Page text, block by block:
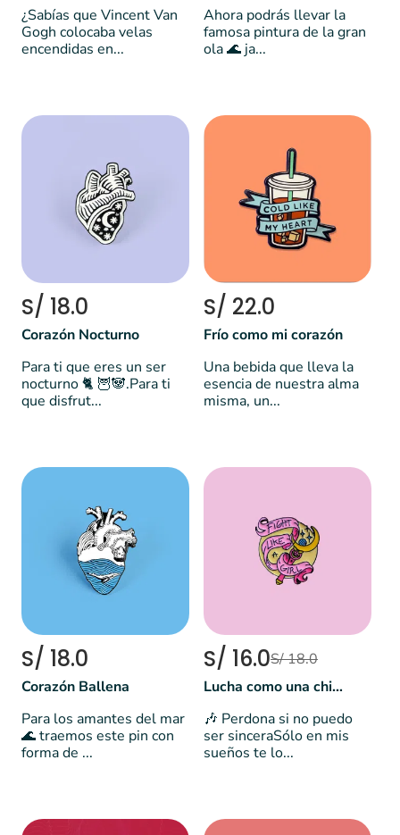
¿Sabías que Vincent Van
Gogh colocaba velas
encendidas en...
Ahora podrás llevar la
famosa pintura de la gran
ola 🌊 ja...
S/ 18.0
Corazón Nocturno
Para ti que eres un ser
nocturno 🐈 🦉🐼.Para ti
que disfrut...
S/ 22.0
Frío como mi corazón
Una bebida que lleva la
esencia de nuestra alma
misma, un...
S/ 18.0
Corazón Ballena
Para los amantes del mar
🌊 traemos este pin con
forma de ...
S/ 16.0S/ 18.0
Lucha como una chica - Sailor Moon 🌙
🎶 Perdona si no puedo
ser sinceraSólo en mis
sueños te lo...